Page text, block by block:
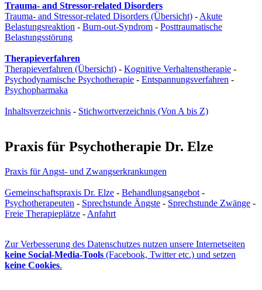
Trauma- and Stressor-related Disorders
Trauma- and Stressor-related Disorders (Übersicht) - Akute
Belastungsreaktion - Burn-out-Syndrom - Posttraumatische
Belastungsstörung
Therapieverfahren
Therapieverfahren (Übersicht) - Kognitive Verhaltenstherapie -
Psychodynamische Psychotherapie - Entspannungsverfahren -
Psychopharmaka
Inhaltsverzeichnis - Stichwortverzeichnis (Von A bis Z)
Praxis für Psychotherapie Dr. Elze
Praxis für Angst- und Zwangs­erkrankungen
Gemeinschaftspraxis Dr. Elze - Behandlungsangebot -
Psychotherapeuten - Sprechstunde Ängste - Sprechstunde Zwänge -
Freie Therapieplätze - Anfahrt
Zur Verbesserung des Datenschutzes nutzen unsere Internetseiten
keine Social-Media-Tools (Facebook, Twitter etc.) und setzen
keine Cookies.